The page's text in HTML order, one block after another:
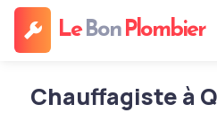
Le Bon Plombier
Chauffagiste à